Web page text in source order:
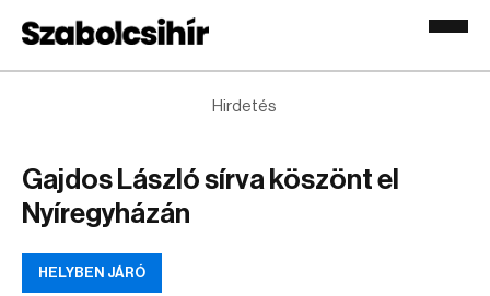
Hirdetés
Gajdos László sírva köszönt el
Nyíregyházán
HELYBEN JÁRÓ